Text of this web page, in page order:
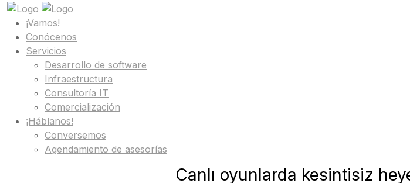
¡Vamos!
Conócenos
Servicios
Desarrollo de software
Infraestructura
Consultoría IT
Comercialización
¡Háblanos!
Conversemos
Agendamiento de asesorías
Canlı oyunlarda kesintisiz